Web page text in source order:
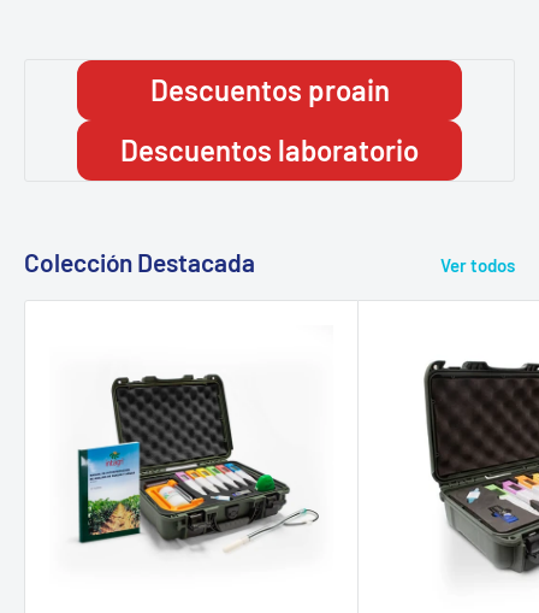
Descuentos proain
Descuentos laboratorio
Colección Destacada Ver todos